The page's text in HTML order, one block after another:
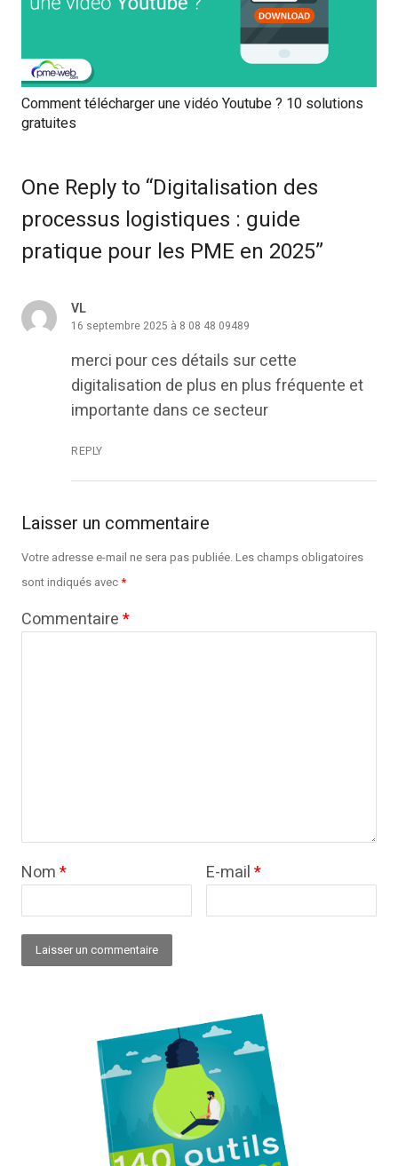
Comment télécharger une vidéo Youtube ? 10 solutions
gratuites
One Reply to “Digitalisation des
processus logistiques : guide
pratique pour les PME en 2025”
VL
16 septembre 2025 à 8 08 48 09489
merci pour ces détails sur cette
digitalisation de plus en plus fréquente et
importante dans ce secteur
REPLY
Laisser un commentaire
Votre adresse e-mail ne sera pas publiée.Les champs obligatoires
sont indiqués avec*
Commentaire*
Nom* E-mail*